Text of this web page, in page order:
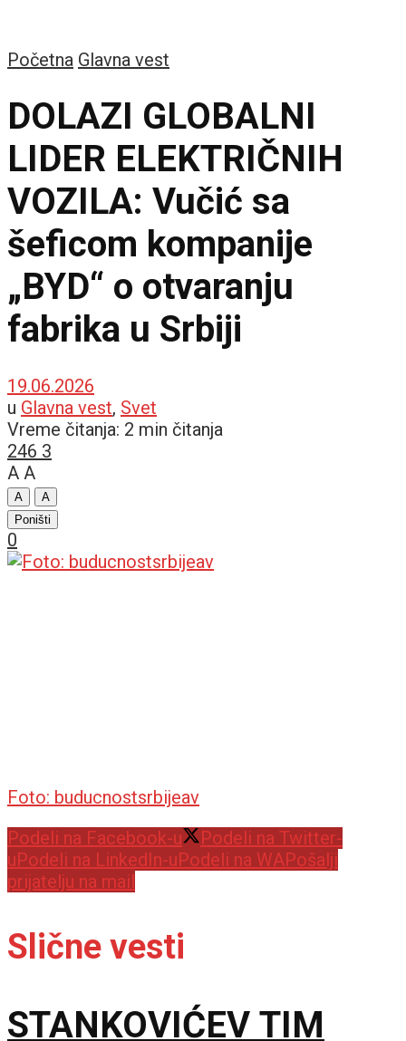
Početna Glavna vest
DOLAZI GLOBALNI
LIDER ELEKTRIČNIH
VOZILA: Vučić sa
šeficom kompanije
„BYD“ o otvaranju
fabrika u Srbiji
19.06.2026
u Glavna vest, Svet
Vreme čitanja: 2 min čitanja
246 3
A A
A
A
Poništi
0
Foto: buducnostsrbijeav
Podeli na Facebook-u
Podeli na Twitter-
u Podeli na LinkedIn-u Podeli na WAPošalji
prijatelju na mail
Slične vesti
STANKOVIĆEV TIM